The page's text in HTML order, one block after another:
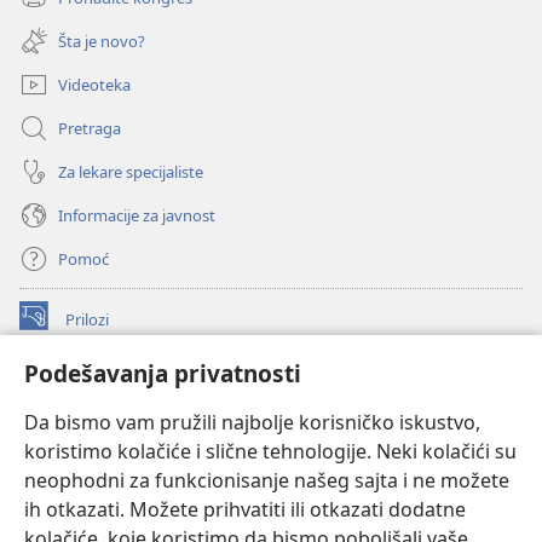
Podešavanja privatnosti
Da bismo vam pružili najbolje korisničko iskustvo,
koristimo kolačiće i slične tehnologije. Neki kolačići su
neophodni za funkcionisanje našeg sajta i ne možete
ih otkazati. Možete prihvatiti ili otkazati dodatne
prozor)
(otvara
novi
prozor)
Šta je novo?
Videoteka
Pretraga
Za lekare specijaliste
Informacije za javnost
Pomoć
Prilozi
(otvara
prozor)ONLAJN BIBLIOTEKA Watchtower
novi
prozor)JW Hub®
(otvara
novi
prozor)
®